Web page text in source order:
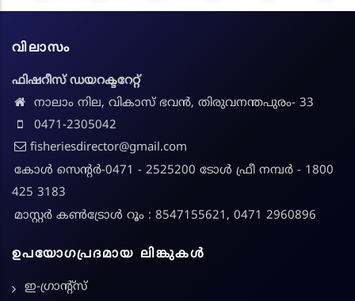
വിലാസം
ഫിഷറീസ് ഡയറക്ടറേറ്റ്
നാലാം നില, വികാസ് ഭവൻ, തിരുവനന്തപുരം- 33
0471-2305042
fisheriesdirector@gmail.com
കോൾ സെന്റർ-0471 - 2525200 ടോൾ ഫ്രീ നമ്പർ - 1800
425 3183
മാസ്റ്റർ കൺട്രോൾ റൂം : 8547155621, 0471 2960896
ഉപയോഗപ്രദമായ ലിങ്കുകൾ
ഇ-ഗ്രാന്റ്സ്